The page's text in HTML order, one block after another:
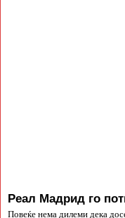
Реал Мадрид го
Повеќе нема дилеми дека